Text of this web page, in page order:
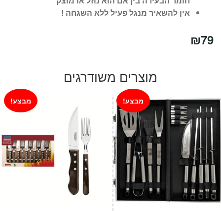
אין להשאיר מנגל פעיל ללא השגחה !
₪79
מוצרים משודרגים
מבצע! מבצע!